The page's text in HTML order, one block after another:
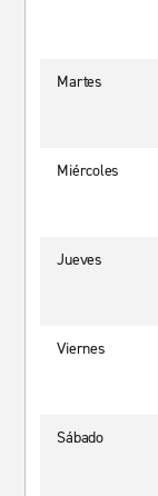
Martes
Miércoles
Jueves
Viernes
Sábado